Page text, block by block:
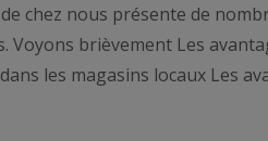
chez nous présente de
Voyons brièvement Les
les magasins locaux Les